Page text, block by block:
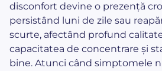
disconfort devine o prezență
persistând luni de zile sau
scurte, afectând profund
capacitatea de concentrare și
bine. Atunci când simptomele